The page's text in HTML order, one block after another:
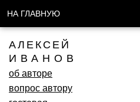
НА ГЛАВНУЮ
АЛЕКСЕЙ
ИВАНОВ
об авторе
вопрос автору